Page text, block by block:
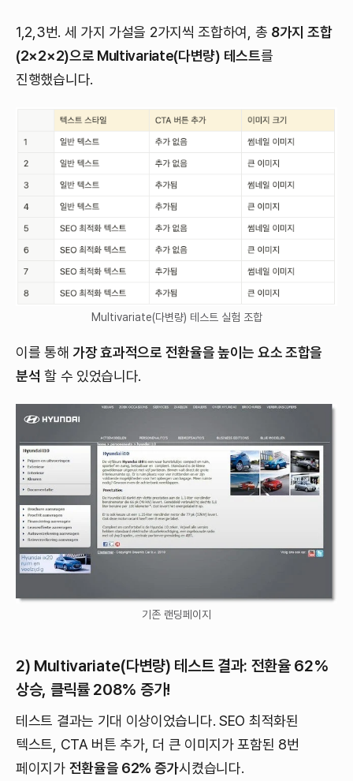
1,2,3번. 세 가지 가설을 2가지씩 조합하여, 총 8가지 조합
(2×2×2)으로 Multivariate(다변량) 테스트를
진행했습니다.
Multivariate(다변량) 테스트 실험 조합
이를 통해가장 효과적으로 전환율을 높이는 요소 조합을
분석 할 수 있었습니다.
기존 랜딩페이지
2) Multivariate(다변량) 테스트 결과: 전환율 62%
상승, 클릭률 208% 증가!
테스트 결과는 기대 이상이었습니다. SEO 최적화된
텍스트, CTA 버튼 추가, 더 큰 이미지가 포함된 8번
페이지가 전환율을 62% 증가시켰습니다.